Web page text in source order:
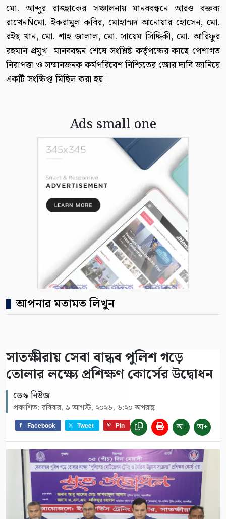
মো. আব্দুর রাজ্জাকের সঞ্চালনায় মানববন্ধনে আরও বক্তব্য
রাখেনÑমো. ইকরামুল কবির, মোহাম্মদ আনোয়ার হোসেন, মো.
রইছ খান, মো. শাহ জালাল, মো. সায়েম সিদ্দিকী, মো. আরিফুর
রহমান প্রমুখ। মানববন্ধন শেষে সংশ্লিষ্ট কর্তৃপক্ষের কাছে পেশাগত
নিরাপত্তা ও সম্মানজনক কর্মপরিবেশ নিশ্চিতের জোর দাবি জানিয়ে
একটি সংক্ষিপ্ত মিছিল করা হয়।
Ads small one
আপনার মতামত লিখুন
সাতক্ষীরায় সেবা বান্ধব পুলিশ গড়ে
তোলার লক্ষ্যে প্রশিক্ষণ কোর্সের উদ্বোধন
ডেস্ক নিউজ
প্রকাশিত: রবিবার, ৯ আগস্ট, ২০২৬, ৬:২০ অপরাহ্ণ
Facebook Tweet Pin অ- অ+